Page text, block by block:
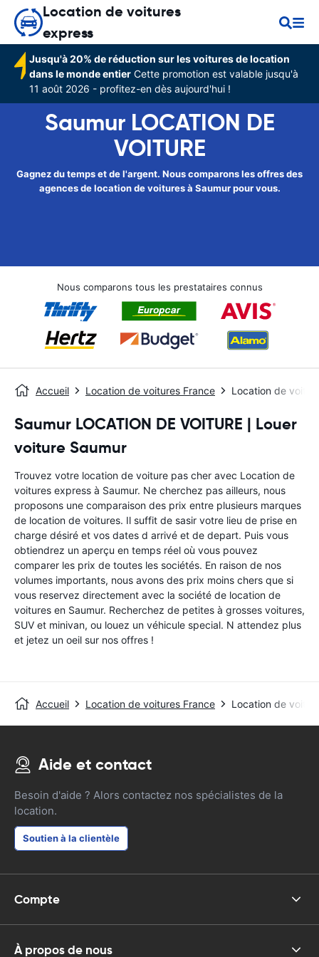
Location de voitures
express
Jusqu'à 20% de réduction sur les voitures de location
dans le monde entier Cette promotion est valable jusqu'à
11 août 2026 - profitez-en dès aujourd'hui !
Saumur LOCATION DE
VOITURE
Gagnez du temps et de l'argent. Nous comparons les offres des
agences de location de voitures à Saumur pour vous.
Nous comparons tous les prestataires connus
Accueil Location de voitures France Location de
Saumur LOCATION DE VOITURE | Louer
voiture Saumur
Trouvez votre location de voiture pas cher avec Location de
voitures express à Saumur. Ne cherchez pas ailleurs, nous
proposons une comparaison des prix entre plusieurs marques
de location de voitures. Il suffit de sasir votre lieu de prise en
charge désiré et vos dates d arrivé et de depart. Puis vous
obtiendrez un aperçu en temps réel où vous pouvez
comparer les prix de toutes les sociétés. En raison de nos
volumes importants, nous avons des prix moins chers que si
vous reservez directement avec la société de location de
voitures en Saumur. Recherchez de petites à grosses voitures,
SUV et minivan, ou louez un véhicule special. N attendez plus
et jetez un oeil sur nos offres !
Accueil Location de voitures France Location de
Aide et contact
Besoin d'aide ? Alors contactez nos spécialistes de la
location.
Soutien à la clientèle
Compte
À propos de nous